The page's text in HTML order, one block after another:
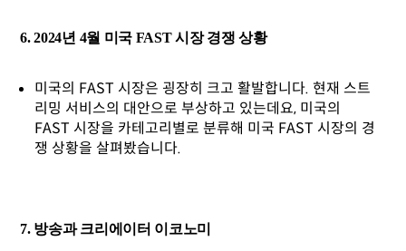
6. 2024년 4월 미국 FAST 시장 경쟁 상황
미국의 FAST 시장은 굉장히 크고 활발합니다. 현재 스트
리밍 서비스의 대안으로 부상하고 있는데요, 미국의
FAST 시장을 카테고리별로 분류해 미국 FAST 시장의 경
쟁 상황을 살펴봤습니다.
7. 방송과 크리에이터 이코노미